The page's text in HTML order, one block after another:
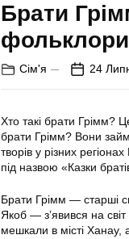
Брати
Сім'я 24
Хто такі брати Грімм?
брати Грімм? Вони
творів у різних
під назвою «Казки
Брати Грімм — старші
Якоб — з’явився на
мешкали в місті Ханау,